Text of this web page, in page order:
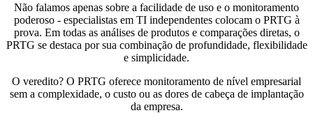
Não falamos apenas sobre a facilidade de uso e o monitoramento
poderoso - especialistas em TI independentes colocam o PRTG à
prova. Em todas as análises de produtos e comparações diretas, o
PRTG se destaca por sua combinação de profundidade, flexibilidade
e simplicidade.
O veredito? O PRTG oferece monitoramento de nível empresarial
sem a complexidade, o custo ou as dores de cabeça de implantação
da empresa.